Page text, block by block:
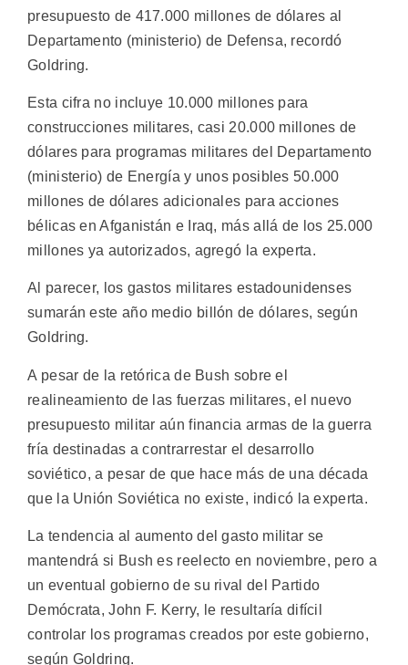
presupuesto de 417.000 millones de dólares al
Departamento (ministerio) de Defensa, recordó
Goldring.
Esta cifra no incluye 10.000 millones para
construcciones militares, casi 20.000 millones de
dólares para programas militares del Departamento
(ministerio) de Energía y unos posibles 50.000
millones de dólares adicionales para acciones
bélicas en Afganistán e Iraq, más allá de los 25.000
millones ya autorizados, agregó la experta.
Al parecer, los gastos militares estadounidenses
sumarán este año medio billón de dólares, según
Goldring.
A pesar de la retórica de Bush sobre el
realineamiento de las fuerzas militares, el nuevo
presupuesto militar aún financia armas de la guerra
fría destinadas a contrarrestar el desarrollo
soviético, a pesar de que hace más de una década
que la Unión Soviética no existe, indicó la experta.
La tendencia al aumento del gasto militar se
mantendrá si Bush es reelecto en noviembre, pero a
un eventual gobierno de su rival del Partido
Demócrata, John F. Kerry, le resultaría difícil
controlar los programas creados por este gobierno,
según Goldring.